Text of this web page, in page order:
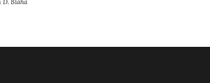
D. Bláha